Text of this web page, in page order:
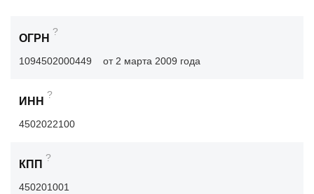
ОГРН
?
1094502000449 от 2 марта 2009 года
ИНН
?
4502022100
КПП
?
450201001